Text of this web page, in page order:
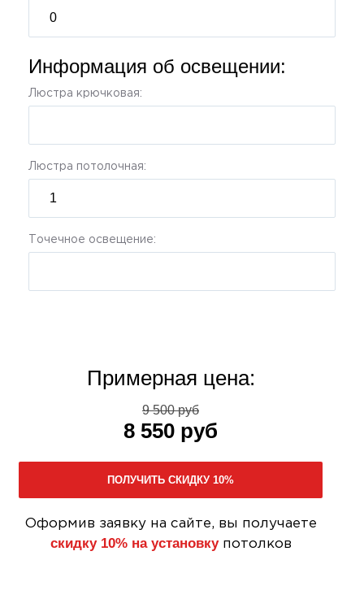
Информация об освещении:
Люстра крючковая:
Люстра потолочная:
Точечное освещение:
Примерная цена:
9 500 руб
8 550 руб
Оформив заявку на сайте, вы получаете
скидку 10% на установкупотолков